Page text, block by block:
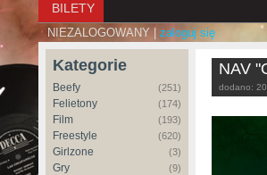
BILETY
NIEZALOGOWANY | zaloguj się
Kategorie
Beefy (251)
Felietony (174)
Film (193)
Freestyle (620)
Girlzone (3)
Gry (9)
NAV
dodano: